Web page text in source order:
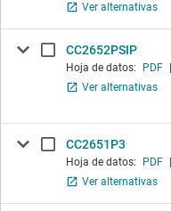
Ver alternativas
CC2652PSIP
Hoja de datos: PDF
Ver alternativas
CC2651P3
Hoja de datos: PDF
Ver alternativas